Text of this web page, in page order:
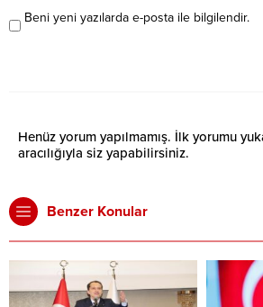
Beni yeni yazılarda e-posta ile bilgilendir.
Henüz yorum yapılmamış. İlk yorumu
aracılığıyla siz yapabilirsiniz.
Benzer Konular